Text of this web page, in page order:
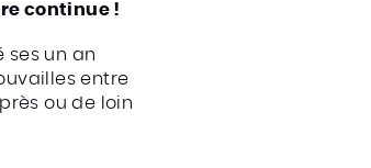
continue !
ses un an
entre
ou de loin